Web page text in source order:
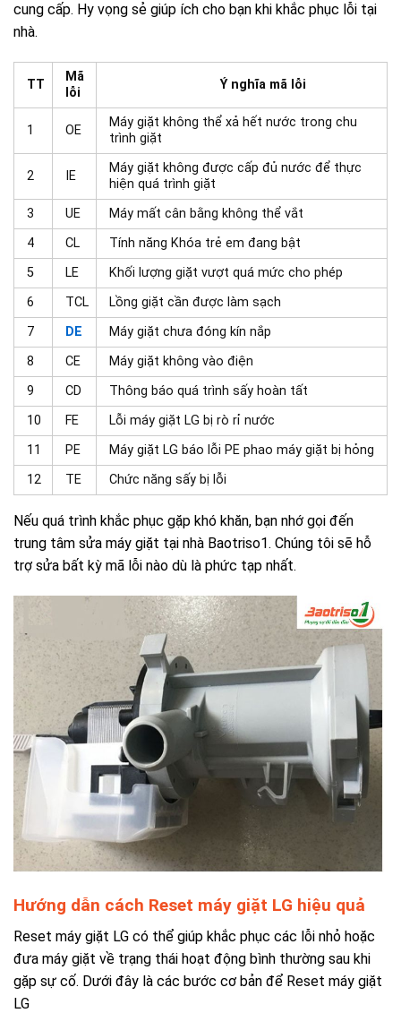
cung cấp. Hy vọng sẻ giúp ích cho bạn khi khắc phục lỗi tại
nhà.
TT
Mã
lỗi
Ý nghĩa mã lỗi
1 OE
Máy giặt không thể xả hết nước trong chu
trình giặt
2 IE
Máy giặt không được cấp đủ nước để thực
hiện quá trình giặt
3
UE
Máy mất cân bằng không thể vắt
4
CL
Tính năng Khóa trẻ em đang bật
5
LE
Khối lượng giặt vượt quá mức cho phép
6
TCL
Lồng giặt cần được làm sạch
7
DE
Máy giặt chưa đóng kín nắp
8
CE
Máy giặt không vào điện
9
CD
Thông báo quá trình sấy hoàn tất
10
FE
Lỗi máy giặt LG bị rò rỉ nước
11
PE
Máy giặt LG báo lỗi PE phao máy giặt bị hỏng
12
TE Chức năng sấy bị lỗi
Nếu quá trình khắc phục gặp khó khăn, bạn nhớ gọi đến
trung tâm sửa máy giặt tại nhà Baotriso1. Chúng tôi sẽ hỗ
trợ sửa bất kỳ mã lỗi nào dù là phức tạp nhất.
Hướng dẫn cách Reset máy giặt LG hiệu quả
Reset máy giặt LG có thể giúp khắc phục các lỗi nhỏ hoặc
đưa máy giặt về trạng thái hoạt động bình thường sau khi
gặp sự cố. Dưới đây là các bước cơ bản để Reset máy giặt
LG